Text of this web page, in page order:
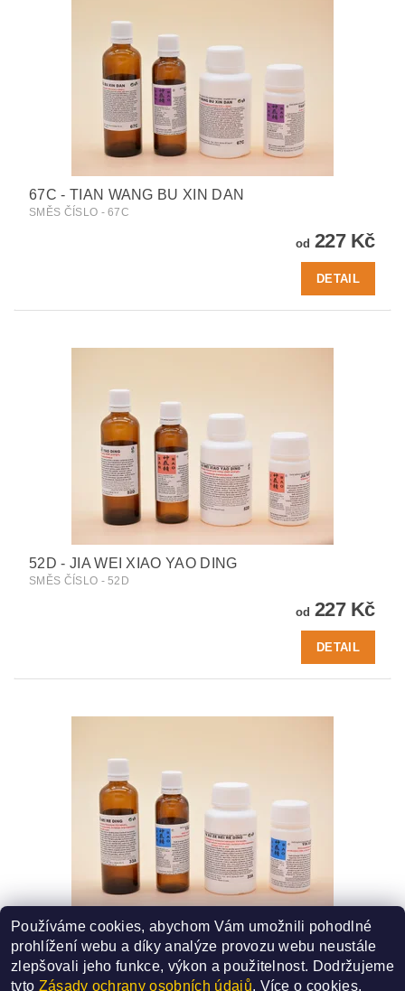
67C - TIAN WANG BU XIN DAN
SMĚS ČÍSLO - 67C
od 227 Kč
DETAIL
52D - JIA WEI XIAO YAO DING
SMĚS ČÍSLO - 52D
od 227 Kč
DETAIL
33A - YIN XU ZE NEI RE DING
SMĚS ČÍSLO - 33A
od227 Kč
Používáme cookies, abychom Vám umožnili pohodlné
prohlížení webu a díky analýze provozu webu neustále
zlepšovali jeho funkce, výkon a použitelnost. Dodržujeme
tyto Zásady ochrany osobních údajů. Více o cookies,